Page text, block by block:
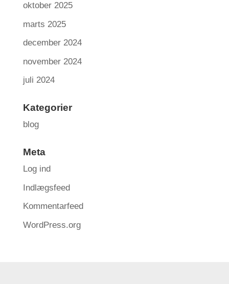
oktober 2025
marts 2025
december 2024
november 2024
juli 2024
Kategorier
blog
Meta
Log ind
Indlægsfeed
Kommentarfeed
WordPress.org